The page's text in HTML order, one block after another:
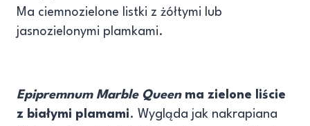
Ma ciemnozielone listki z żółtymi lub
jasnozielonymi plamkami.
Epipremnum Marble Queen ma zielone liście
z białymi plamami. Wygląda jak nakrapiana